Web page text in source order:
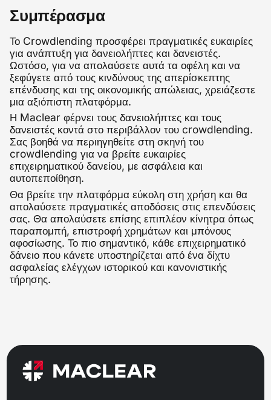
Συμπέρασμα
Το Crowdlending προσφέρει πραγματικές ευκαιρίες
για ανάπτυξη για δανειολήπτες και δανειστές.
Ωστόσο, για να απολαύσετε αυτά τα οφέλη και να
ξεφύγετε από τους κινδύνους της απερίσκεπτης
επένδυσης και της οικονομικής απώλειας, χρειάζεστε
μια αξιόπιστη πλατφόρμα.
Η Maclear φέρνει τους δανειολήπτες και τους
δανειστές κοντά στο περιβάλλον του crowdlending.
Σας βοηθά να περιηγηθείτε στη σκηνή του
crowdlending για να βρείτε ευκαιρίες
επιχειρηματικού δανείου, με ασφάλεια και
αυτοπεποίθηση.
Θα βρείτε την πλατφόρμα εύκολη στη χρήση και θα
απολαύσετε πραγματικές αποδόσεις στις επενδύσεις
σας. Θα απολαύσετε επίσης επιπλέον κίνητρα όπως
παραπομπή, επιστροφή χρημάτων και μπόνους
αφοσίωσης. Το πιο σημαντικό, κάθε επιχειρηματικό
δάνειο που κάνετε υποστηρίζεται από ένα δίχτυ
ασφαλείας ελέγχων ιστορικού και κανονιστικής
τήρησης.